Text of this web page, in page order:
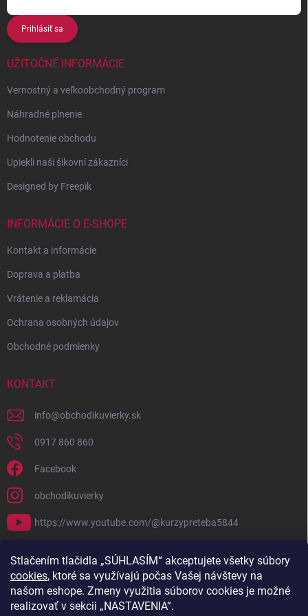
Stlačením tlačidla „SÚHLASÍM“ akceptujete všetky súbory
cookies, ktoré sa využívajú počas Vašej návštevy na
našom eshope. Zmeny využitia súborov cookies je možné
realizovať v sekcii „NASTAVENIA“.
Prihlásiť sa
UŽITOČNÉ INFORMÁCIE
Vernostný a veľkoobchodný program
Náhradné plnenie
Hodnotenie obchodu
Upiekli naši šikovní zákazníci
Designed by Freepik
INFORMÁCIE O E-SHOPE
Kontakt a informácie
Doprava a platba
Vrátenie a reklamácia
Ochrana osobných údajov
Obchodné podmienky
KONTAKT
info@obchodikuvierky.sk
0917 860 860
Facebook
obchodikuvierky
https://www.youtube.com/@kurzypreteba5844
PRIJÍMAME ONLINE PLATBY